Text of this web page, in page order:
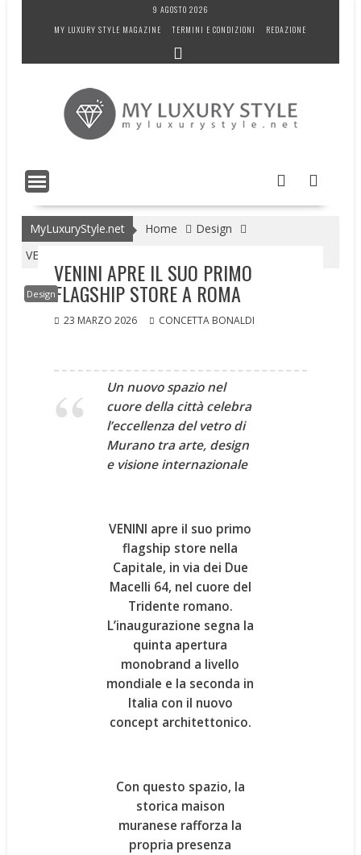
9 AGOSTO 2026
MY LUXURY STYLE MAGAZINE
TERMINI E CONDIZIONI REDAZIONE
MyLuxuryStyle.net Home
Design
VENINI APRE IL SUO PRIMO FLAGSHIP STORE A ROMA
Design
VENINI APRE IL SUO PRIMO
FLAGSHIP STORE A ROMA
23 MARZO 2026 CONCETTA BONALDI
Un nuovo spazio nel
cuore della città celebra
l’eccellenza del vetrodi
Murano tra arte, design
e visione internazionale
VENINI apre il suo primo
flagship store nella
Capitale, in via dei Due
Macelli 64, nel cuore del
Tridente romano.
L’inaugurazione segna la
quinta apertura
monobrand a livello
mondiale e la seconda in
Italia con il nuovo
concept architettonico.
Con questo spazio, la
storica maison
muranese rafforza la
propria presenza